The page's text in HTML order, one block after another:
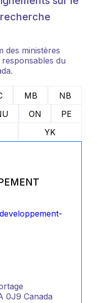
des ministères
du
MB
NB
ON
PE
YK
0J9 Canada